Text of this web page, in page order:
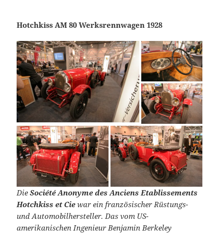
Hotchkiss AM 80 Werksrennwagen 1928
DieSociété Anonyme des Anciens Etablissements
Hotchkiss et Cie war ein französischer Rüstungs-
und Automobilhersteller. Das vom US-
amerikanischen Ingenieur Benjamin Berkeley